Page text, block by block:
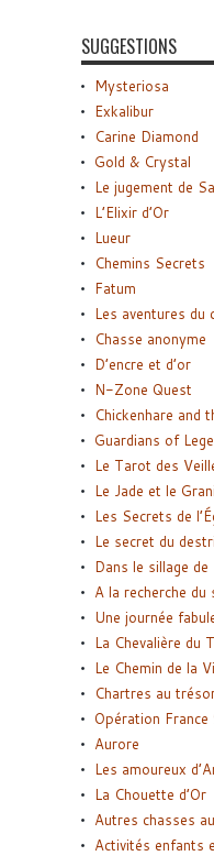
SUGGESTIONS
Mysteriosa
Exkalibur
Carine Diamond
Gold & Crystal
Le jugement de
L’Elixir d’Or
Lueur
Chemins Secrets
Fatum
Les aventures du
Chasse anonyme
D’encre et d’or
N-Zone Quest
Chickenhare and
Guardians of
Le Tarot des
Le Jade et le
Les Secrets de
Le secret du
Dans le sillage de
A la recherche du
Une journée
La Chevalière du
Le Chemin de la
Chartres au
Opération France
Aurore
Les amoureux
La Chouette d’Or
Autres chasses
Activités enfants